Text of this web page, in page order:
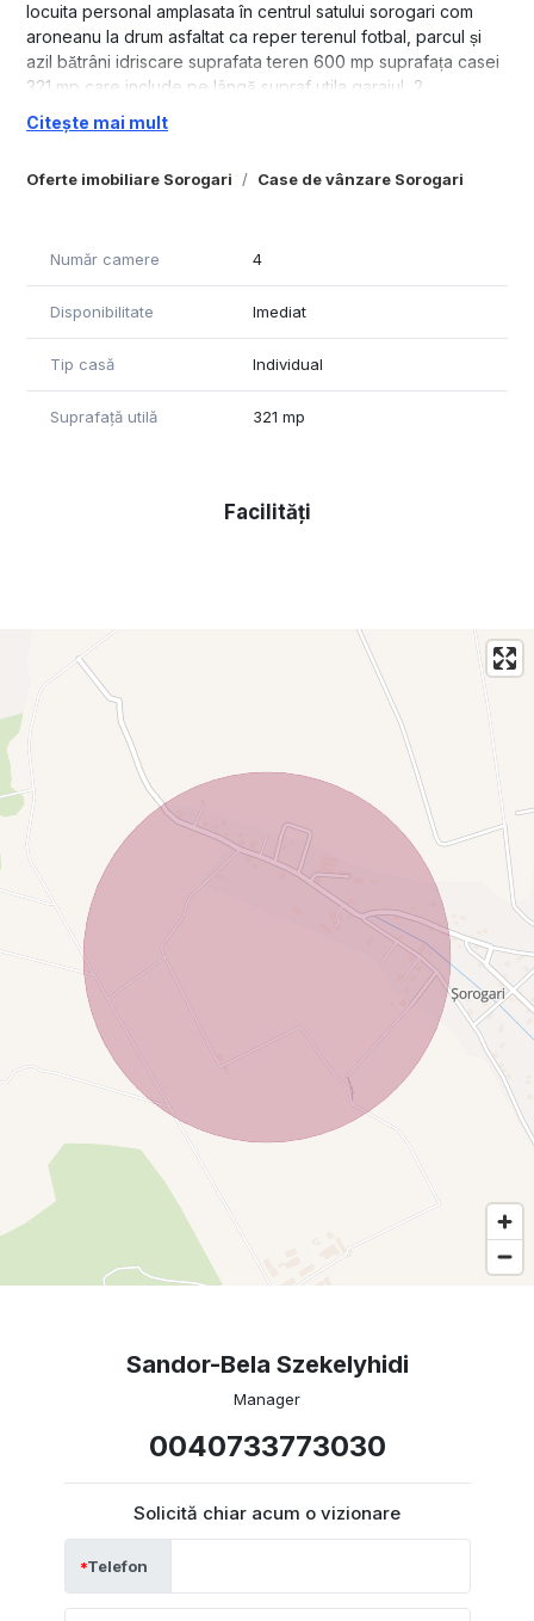
Oferte imobiliare Sorogari Case de vânzare Sorogari
locuita personal amplasata în centrul satului sorogari com
aroneanu la drum asfaltat ca reper terenul fotbal, parcul și
azil bătrâni idriscare suprafata teren 600 mp suprafața casei
321 mp care include pe lângă supraf utila garajul ,2
balcoane,beci,terasa mare sus,terasa jos construita cu cele
mai bune materiale la acel timp ,premium fundația solida în
supravegheata de un diriginte de șantier la orice pas, carte
poliuretanica celula inchisa *tencuiala decorativa STO
*încălzire în pardoseala pe ambele niveluri Rehau *tamplarie
salamander premium 7 camere adf exclusive negru mat
*sistem smart termostate și aplicație Salus *sistem camere
smart hikvision *sistem aspersoare gradina rainbird mobilata
și utilata complet de lux> ca utilități avem apa și
canalizare,curent trifazat 380v, gazul racordare 2023, drum
COLABOREZ CU AGENTIILE IMOBILIARE OFER COMISIONUL
FOTOVOLTAICE DE 6KW HUAWEI SI POMPA DE CALDURA
AER APA
TRIFAZATA HYUNDAY 12KW
ESTE FINAL 400 MII euro.
Citește mai mult
Număr camere 4
Disponibilitate Imediat
Tip casă Individual
Suprafață utilă 321 mp
Facilități
Sandor-Bela Szekelyhidi
Manager
0040733773030
Solicită chiar acum o vizionare
Telefon